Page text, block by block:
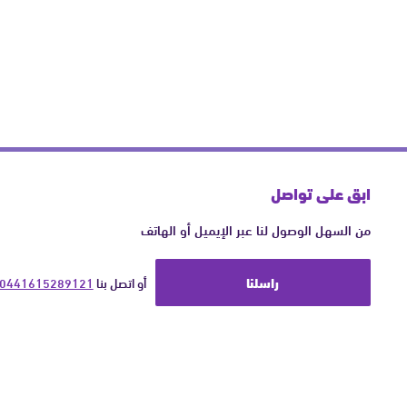
ابق على تواصل
من السهل الوصول لنا عبر الإيميل أو الهاتف
راسلنا أو اتصل بنا